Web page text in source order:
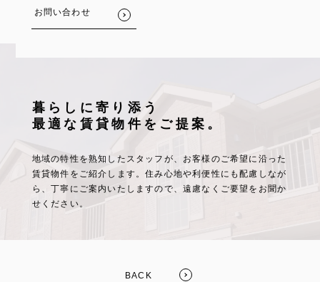
お問い合わせ
ご相談ください。
暮らしに寄り添う
最適な賃貸物件をご提案。
地域の特性を熟知したスタッフが、お客様のご希望に沿った
賃貸物件をご紹介します。住み心地や利便性にも配慮しなが
ら、丁寧にご案内いたしますので、遠慮なくご要望をお聞か
せください。
BACK